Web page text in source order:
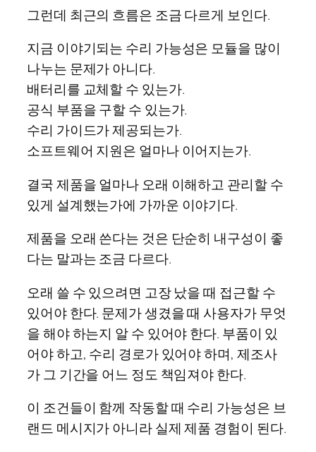
그런데 최근의 흐름은 조금 다르게 보인다.
지금 이야기되는 수리 가능성은 모듈을 많이
나누는 문제가 아니다.
배터리를 교체할 수 있는가.
공식 부품을 구할 수 있는가.
수리 가이드가 제공되는가.
소프트웨어 지원은 얼마나 이어지는가.
결국 제품을 얼마나 오래 이해하고 관리할 수
있게 설계했는가에 가까운 이야기다.
제품을 오래 쓴다는 것은 단순히 내구성이 좋
다는 말과는 조금 다르다.
오래 쓸 수 있으려면 고장 났을 때 접근할 수
있어야 한다. 문제가 생겼을 때 사용자가 무엇
을 해야 하는지 알 수 있어야 한다. 부품이 있
어야 하고, 수리 경로가 있어야 하며, 제조사
가 그 기간을 어느 정도 책임져야 한다.
이 조건들이 함께 작동할 때 수리 가능성은 브
랜드 메시지가 아니라 실제 제품 경험이 된다.